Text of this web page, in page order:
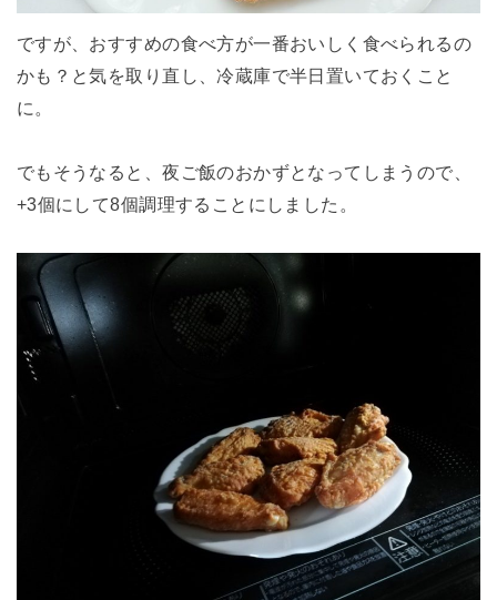
ですが、おすすめの食べ方が一番おいしく食べられるの
かも？と気を取り直し、冷蔵庫で半日置いておくこと
に。
でもそうなると、夜ご飯のおかずとなってしまうので、
+3個にして8個調理することにしました。